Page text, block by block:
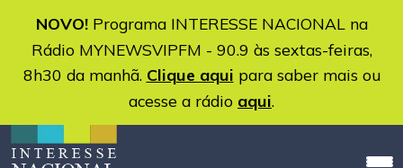
NOVO!Programa INTERESSE NACIONAL na
Rádio MYNEWSVIPFM - 90.9 às sextas-feiras,
8h30 da manhã. Clique aqui para saber mais ou
acesse a rádio aqui.